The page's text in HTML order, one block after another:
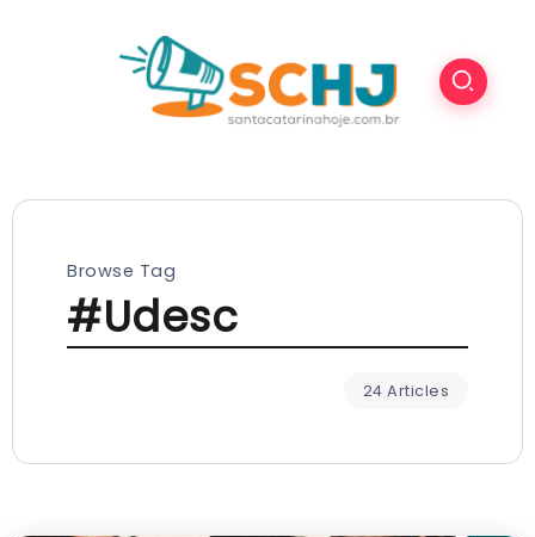
Browse Tag
#Udesc
24 Articles